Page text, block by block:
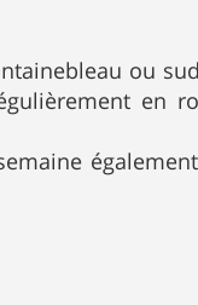
ou
en